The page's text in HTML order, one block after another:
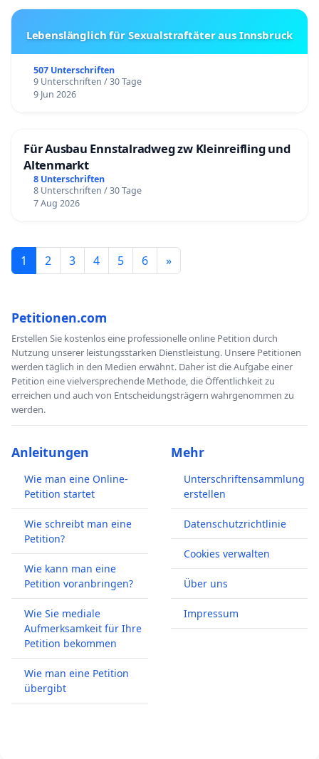
Lebenslänglich für Sexualstraftäter aus Innsbruck
507 Unterschriften
9 Unterschriften / 30 Tage
9 Jun 2026
Für Ausbau Ennstalradweg zw Kleinreifling und
Altenmarkt
8 Unterschriften
8 Unterschriften / 30 Tage
7 Aug 2026
1 2 3 4 5 6 »
Petitionen.com
Erstellen Sie kostenlos eine professionelle online Petition durch
Nutzung unserer leistungsstarken Dienstleistung. Unsere Petitionen
werden täglich in den Medien erwähnt. Daher ist die Aufgabe einer
Petition eine vielversprechende Methode, die Öffentlichkeit zu
erreichen und auch von Entscheidungsträgern wahrgenommen zu
werden.
Anleitungen
Wie man eine Online-
Petition startet
Wie schreibt man eine
Petition?
Wie kann man eine
Petition voranbringen?
Wie Sie mediale
Aufmerksamkeit für Ihre
Petition bekommen
Wie man eine Petition
übergibt
Mehr
Unterschriftensammlung
erstellen
Datenschutzrichtlinie
Cookies verwalten
Über uns
Impressum